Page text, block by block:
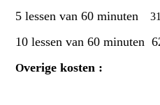
5 lessen van 60 minuten
10 lessen van 60 minuten
Overige kosten :